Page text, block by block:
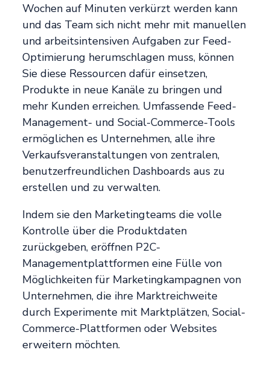
Wochen auf Minuten verkürzt werden kann
und das Team sich nicht mehr mit manuellen
und arbeitsintensiven Aufgaben zur Feed-
Optimierung herumschlagen muss, können
Sie diese Ressourcen dafür einsetzen,
Produkte in neue Kanäle zu bringen und
mehr Kunden erreichen. Umfassende Feed-
Management- und Social-Commerce-Tools
ermöglichen es Unternehmen, alle ihre
Verkaufsveranstaltungen von zentralen,
benutzerfreundlichen Dashboards aus zu
erstellen und zu verwalten.
Indem sie den Marketingteams die volle
Kontrolle über die Produktdaten
zurückgeben, eröffnen P2C-
Managementplattformen eine Fülle von
Möglichkeiten für Marketingkampagnen von
Unternehmen, die ihre Marktreichweite
durch Experimente mit Marktplätzen, Social-
Commerce-Plattformen oder Websites
erweitern möchten.